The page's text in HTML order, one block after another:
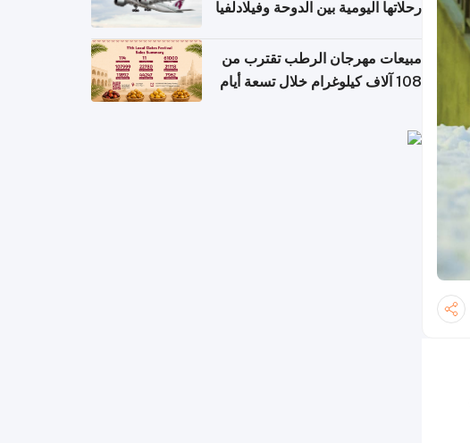
رحلاتها اليومية بين الدوحة وفيلادلفيا
مبيعات مهرجان الرطب تقترب من
108 آلاف كيلوغرام خلال تسعة أيام